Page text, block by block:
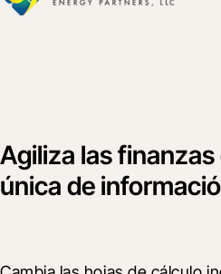
Agiliza las
única de